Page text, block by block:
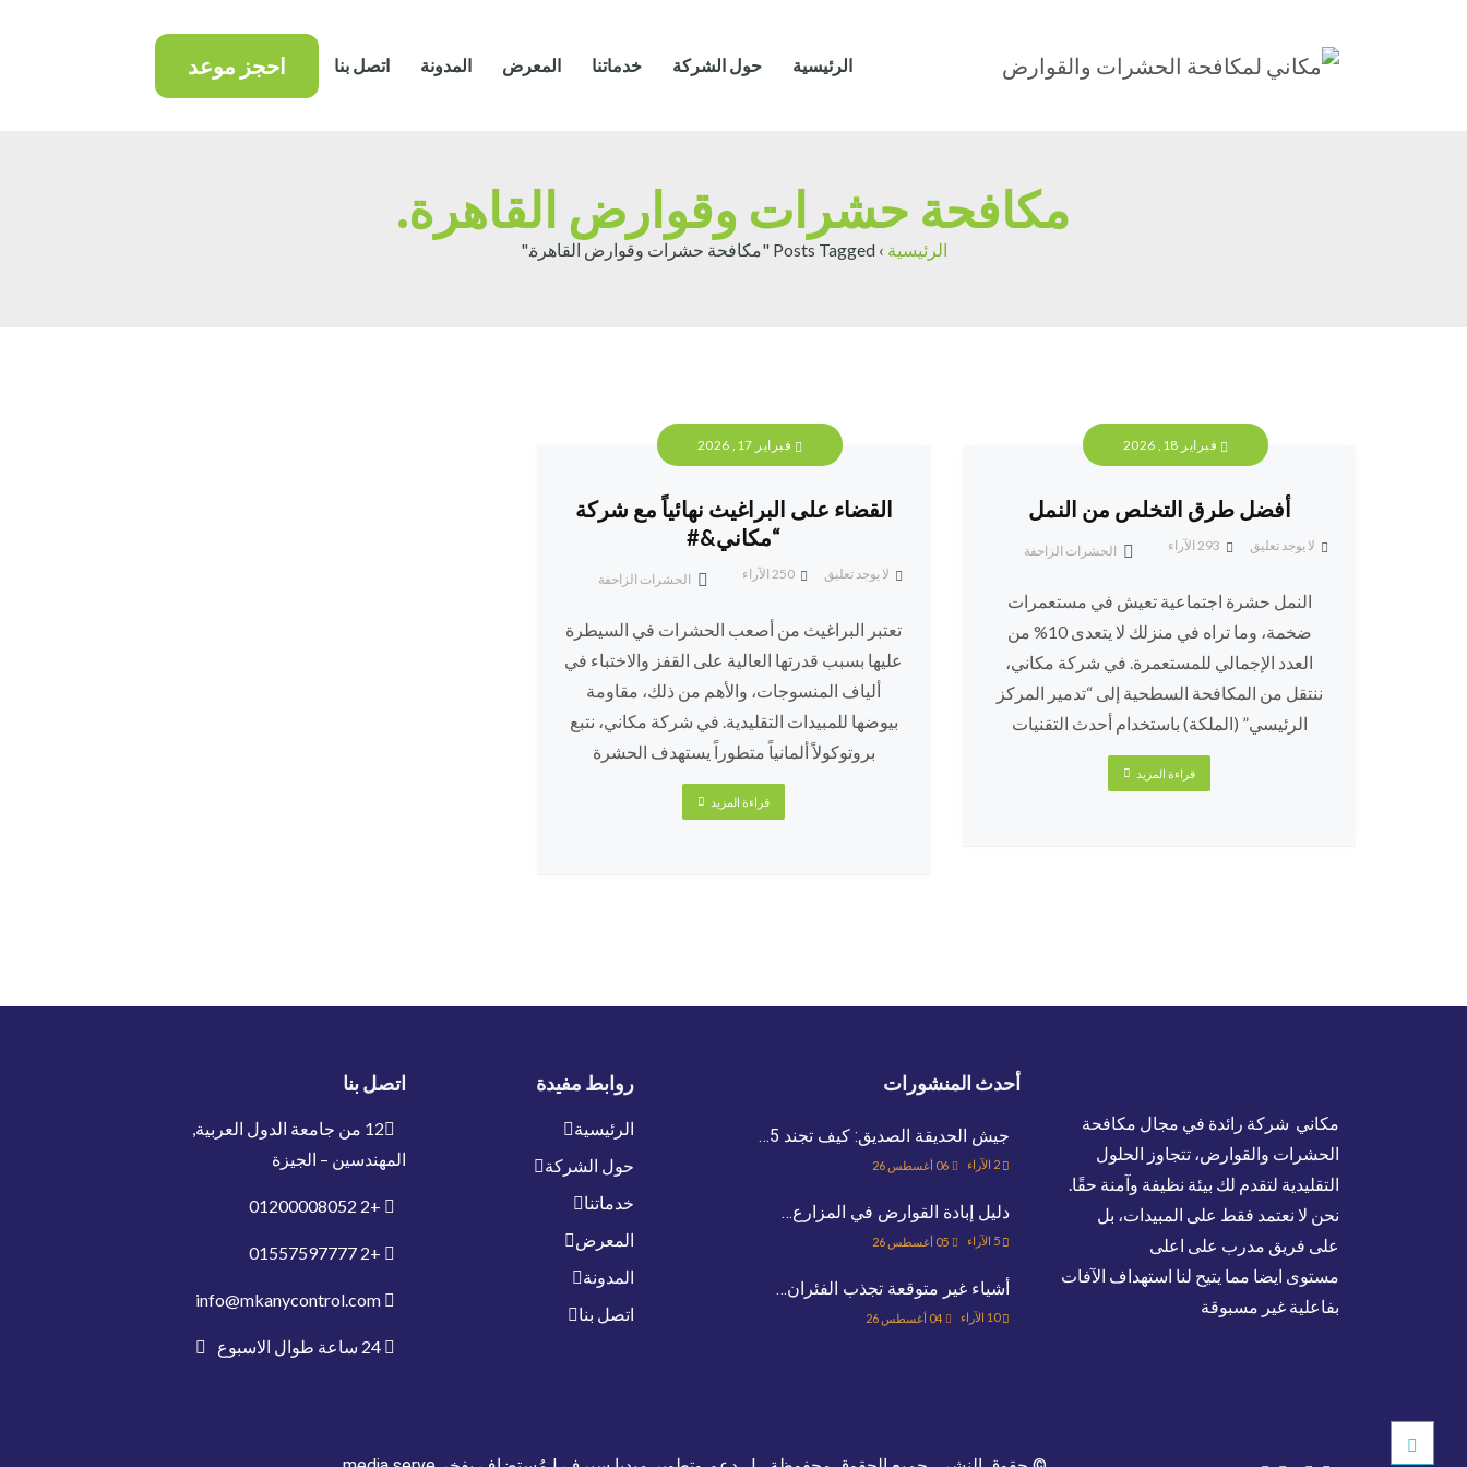
الرئيسية حول الشركة خدماتنا المعرض المدونة اتصل بنا احجز موعد
مكافحة حشرات وقوارض القاهرة.
الرئيسية ›Posts Tagged "مكافحة حشرات وقوارض القاهرة."
فبراير 18, 2026
أفضل طرق التخلص من النمل
الحشرات الزاحفة لا يوجد تعليق الآراء
النمل حشرة اجتماعية تعيش في مستعمرات
ضخمة، وما تراه في منزلك لا يتعدى 10% من
العدد الإجمالي للمستعمرة. في شركة مكاني،
ننتقل من المكافحة السطحية إلى “تدمير المركز
الرئيسي” (الملكة) باستخدام أحدث التقنيات
قراءة المزيد
فبراير 17, 2026
القضاء على البراغيث نهائياً مع شركة
“مكاني&#
الحشرات الزاحفة لا يوجد تعليق الآراء
تعتبر البراغيث من أصعب الحشرات في السيطرة
عليها بسبب قدرتها العالية على القفز والاختباء في
ألياف المنسوجات، والأهم من ذلك، مقاومة
بيوضها للمبيدات التقليدية. في شركة مكاني، نتبع
بروتوكولاً ألمانياً متطوراً يستهدف الحشرة
قراءة المزيد
مكاني شركة رائدة في مجال مكافحة
الحشرات والقوارض، تتجاوز الحلول
التقليدية لتقدم لك بيئة نظيفة وآمنة حقًا.
نحن لا نعتمد فقط على المبيدات، بل
على فريق مدرب على اعلى
مستوى ايضا مما يتيح لنا استهداف الآفات
بفاعلية غير مسبوقة
أحدث المنشورات
جيش الحديقة الصديق: كيف تجند 5…
06 أغسطس 26 2 الآراء
دليل إبادة القوارض في المزارع…
05 أغسطس 26 5 الآراء
أشياء غير متوقعة تجذب الفئران…
04 أغسطس 26 10 الآراء
روابط مفيدة
الرئيسية
حول الشركة
خدماتنا
المعرض
المدونة
اتصل بنا
اتصل بنا
12 من جامعة الدول العربية,
المهندسين – الجيزة
+2
01200008052
+2
01557597777